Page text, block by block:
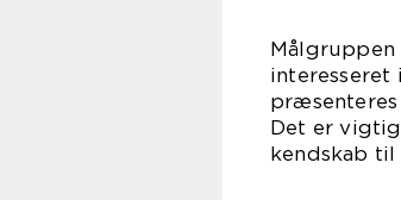
interesseret
Det er
kendskab til